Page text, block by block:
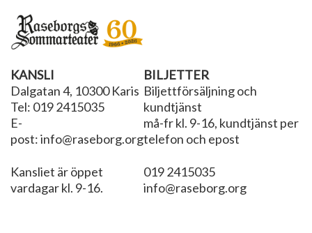
KANSLI
Dalgatan 4, 10300 Karis
Tel: 019 2415035
E-
post: info@raseborg.org
Kansliet är öppet
vardagar kl. 9-16.
BILJETTER
Biljettförsäljning och
kundtjänst
må-fr kl. 9-16, kundtjänst per
telefon och epost
019 2415035
info@raseborg.org